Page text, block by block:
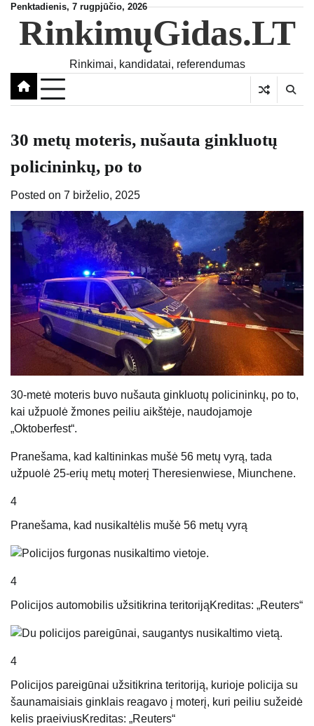
Skip
content
Penktadienis, 7 rugpjūčio, 2026
RinkimųGidas.LT
Rinkimai, kandidatai, referendumas
30 metų moteris, nušauta ginkluotų
policininkų, po to
Posted on 7 birželio, 2025
30-metė moteris buvo nušauta ginkluotų policininkų, po to,
kai užpuolė žmones peiliu aikštėje, naudojamoje
„Oktoberfest“.
Pranešama, kad kaltininkas mušė 56 metų vyrą, tada
užpuolė 25-erių metų moterį Theresienwiese, Miunchene.
4
Pranešama, kad nusikaltėlis mušė 56 metų vyrą
4
Policijos automobilis užsitikrina teritorijąKreditas: „Reuters“
4
Policijos pareigūnai užsitikrina teritoriją, kurioje policija su
šaunamaisiais ginklais reagavo į moterį, kuri peiliu sužeidė
kelis praeiviusKreditas: „Reuters“